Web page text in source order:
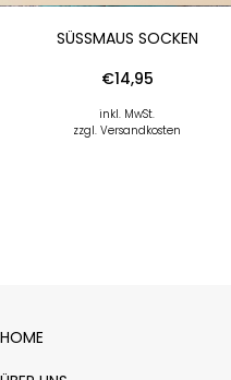
SÜSSMAUS SOCKEN
€14,95
inkl. MwSt.
zzgl. Versandkosten
HOME